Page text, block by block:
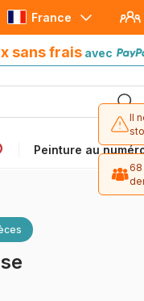
France
sans frais avec
Peinture au
avec Paypal
Il
68